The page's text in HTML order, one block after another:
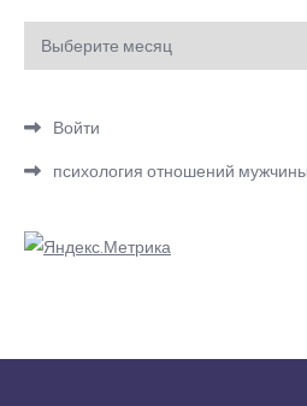
Архивы
Войти
психология отношений